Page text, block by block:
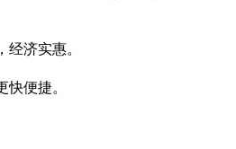
经济实惠。
快便捷。